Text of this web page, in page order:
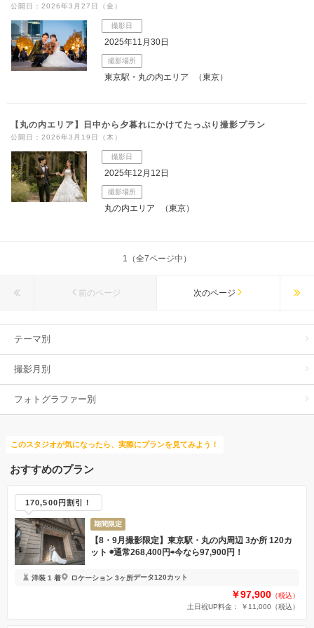
公開日：2026年3月27日（金）
撮影日
2025年11月30日
撮影場所
東京駅・丸の内エリア （東京）
【丸の内エリア】日中から夕暮れにかけてたっぷり撮影プラン
公開日：2026年3月19日（木）
撮影日
2025年12月12日
撮影場所
丸の内エリア （東京）
1（全7ページ中）
前のページ 次のページ
テーマ別
撮影月別
フォトグラファー別
このスタジオが気になったら、実際にプランを見てみよう！
おすすめのプラン
170,500円割引！
期間限定
【8・9月撮影限定】東京駅・丸の内周辺 3か所 120カ
ット ◉通常268,400円⇨今なら97,900円！
洋装 1 着 ロケーション 3ヶ所データ120カット
￥97,900 （税込）
土日祝UP料金： ￥11,000 （税込）